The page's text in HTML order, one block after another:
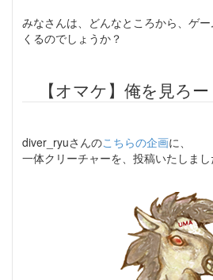
みなさんは、どんなところから、ゲ
くるのでしょうか？
【オマケ】俺を見ろー
diver_ryuさんのこちらの企画に、
一体クリーチャーを、投稿いたしまし